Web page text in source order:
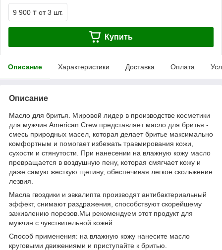
9 900 ₸ от 3 шт.
Купить
Описание Характеристики Доставка Оплата
Описание
Масло для бритья. Мировой лидер в производстве косметики
для мужчин American Crew представляет масло для бритья -
смесь природных масел, которая делает бритье максимально
комфортным и помогает избежать травмирования кожи,
сухости и стянутости. При нанесении на влажную кожу масло
превращается в воздушную пену, которая смягчает кожу и
даже самую жесткую щетину, обеспечивая легкое скольжение
лезвия.
Масла гвоздики и эвкалипта производят антибактериальный
эффект, снимают раздражения, способствуют скорейшему
заживлению порезов.Мы рекомендуем этот продукт для
мужчин с чувствительной кожей.
Способ применения: на влажную кожу нанесите масло
круговыми движениями и приступайте к бритью.